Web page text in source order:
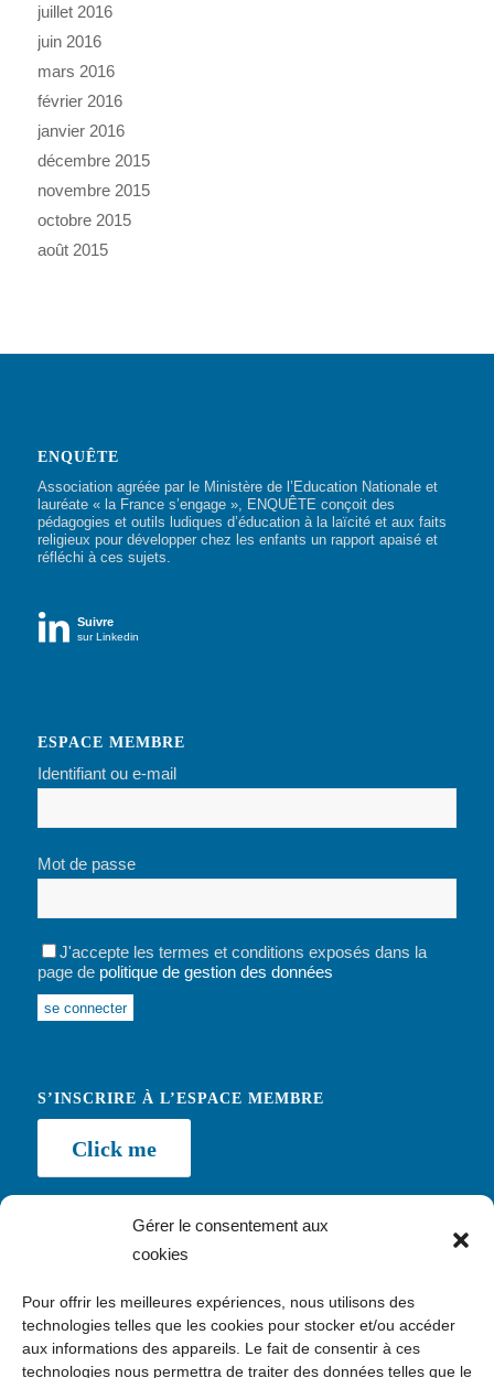
Gérer le consentement aux
cookies
Pour offrir les meilleures expériences, nous utilisons des
technologies telles que les cookies pour stocker et/ou accéder
aux informations des appareils. Le fait de consentir à ces
technologies nous permettra de traiter des données telles que le
juillet 2016
juin 2016
mars 2016
février 2016
janvier 2016
décembre 2015
novembre 2015
octobre 2015
août 2015
ENQUÊTE
Association agréée par le Ministère de l’Education Nationale et
lauréate « la France s’engage », ENQUÊTE conçoit des
pédagogies et outils ludiques d’éducation à la laïcité et aux faits
religieux pour développer chez les enfants un rapport apaisé et
réfléchi à ces sujets.
 Suivre
sur Linkedin
ESPACE MEMBRE
Identifiant ou e-mail
Mot de passe
J'accepte les termes et conditions exposés dans la
page de politique de gestion des données
Alternative:
S’INSCRIRE À L’ESPACE MEMBRE
Click me
Inscription